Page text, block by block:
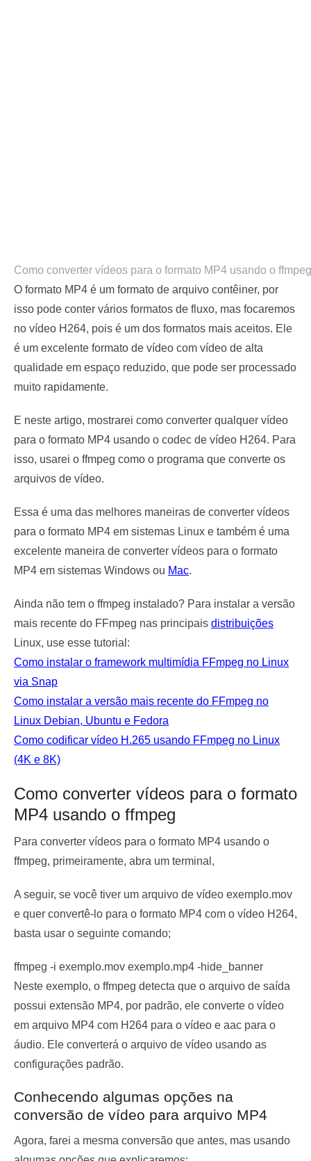
Como converter vídeos para o formato MP4 usando o ffmpeg
O formato MP4 é um formato de arquivo contêiner, por
isso pode conter vários formatos de fluxo, mas focaremos
no vídeo H264, pois é um dos formatos mais aceitos. Ele
é um excelente formato de vídeo com vídeo de alta
qualidade em espaço reduzido, que pode ser processado
muito rapidamente.
E neste artigo, mostrarei como converter qualquer vídeo
para o formato MP4 usando o codec de vídeo H264. Para
isso, usarei o ffmpeg como o programa que converte os
arquivos de vídeo.
Essa é uma das melhores maneiras de converter vídeos
para o formato MP4 em sistemas Linux e também é uma
excelente maneira de converter vídeos para o formato
MP4 em sistemas Windows ou Mac.
Ainda não tem o ffmpeg instalado? Para instalar a versão
mais recente do FFmpeg nas principais distribuições
Linux, use esse tutorial:
Como instalar o framework multimídia FFmpeg no Linux
via Snap
Como instalar a versão mais recente do FFmpeg no
Linux Debian, Ubuntu e Fedora
Como codificar vídeo H.265 usando FFmpeg no Linux
(4K e 8K)
Como converter vídeos para o formato
MP4 usando o ffmpeg
Para converter vídeos para o formato MP4 usando o
ffmpeg, primeiramente, abra um terminal,
A seguir, se você tiver um arquivo de vídeo exemplo.mov
e quer convertê-lo para o formato MP4 com o vídeo H264,
basta usar o seguinte comando;
ffmpeg -i exemplo.mov exemplo.mp4 -hide_banner
Neste exemplo, o ffmpeg detecta que o arquivo de saída
possui extensão MP4, por padrão, ele converte o vídeo
em arquivo MP4 com H264 para o vídeo e aac para o
áudio. Ele converterá o arquivo de vídeo usando as
configurações padrão.
Conhecendo algumas opções na
conversão de vídeo para arquivo MP4
Agora, farei a mesma conversão que antes, mas usando